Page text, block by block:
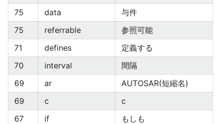
75
data
与件
75
referrable
参照可能
71
defines
定義する
70
interval
間隔
69
ar
AUTOSAR(短縮名)
69
c
c
67
if
もしも